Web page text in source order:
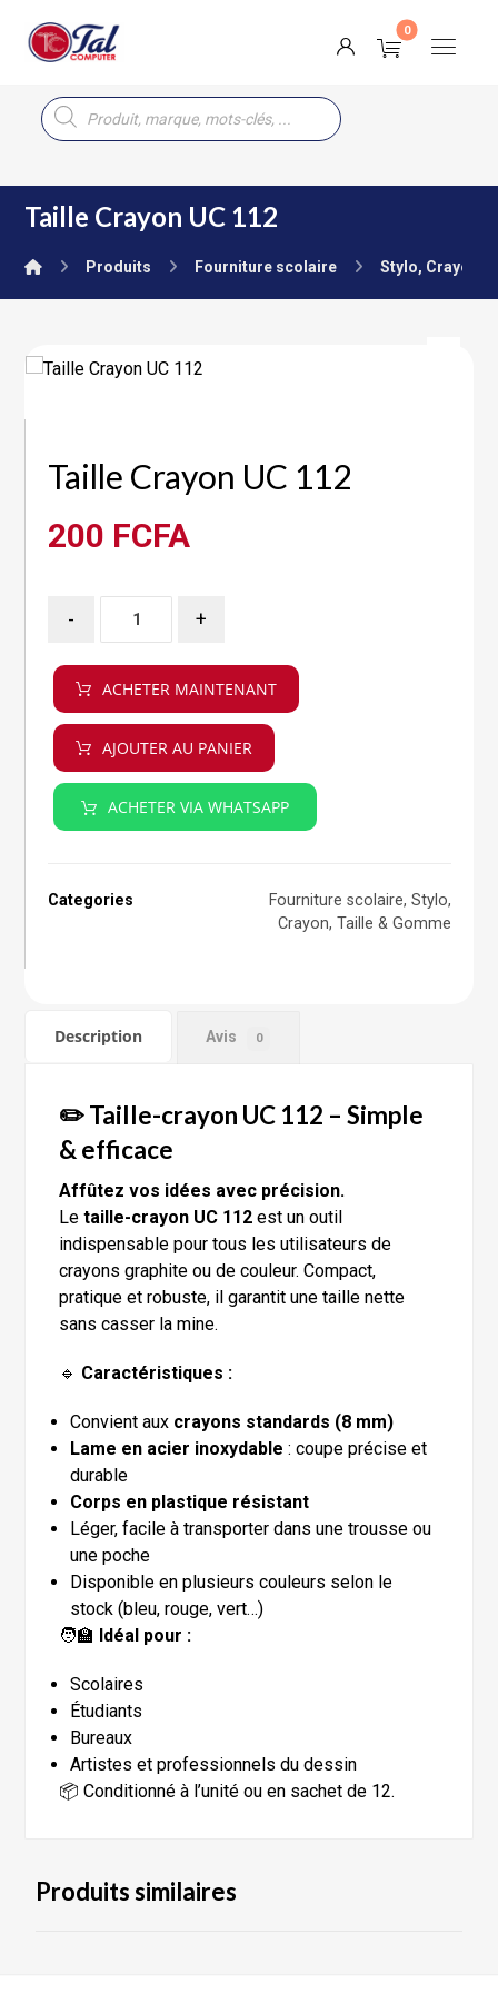
Taille Crayon UC 112
Produits Fourniture scolaire Stylo, Crayon,
Taille Crayon UC 112
200 FCFA
- +
ACHETER MAINTENANT
AJOUTER AU PANIER
ACHETER VIA WHATSAPP
Categories Fourniture scolaire, Stylo,
Crayon, Taille & Gomme
Description Avis 0
✏️ Taille-crayon UC 112 – Simple
& efficace
Affûtez vos idées avec précision.
Letaille-crayon UC 112 est un outil
indispensable pour tous les utilisateurs de
crayons graphite ou de couleur. Compact,
pratique et robuste, il garantit une taille nette
sans casser la mine.
🔹 Caractéristiques :
Convient aux crayons standards (8 mm)
Lame en acier inoxydable : coupe précise et
durable
Corps en plastique résistant
Léger, facile à transporter dans une trousse ou
une poche
Disponible en plusieurs couleurs selon le
stock (bleu, rouge, vert…)
🧑‍🏫 Idéal pour :
Scolaires
Étudiants
Bureaux
Artistes et professionnels du dessin
📦 Conditionné à l’unité ou en sachet de 12.
Produits similaires